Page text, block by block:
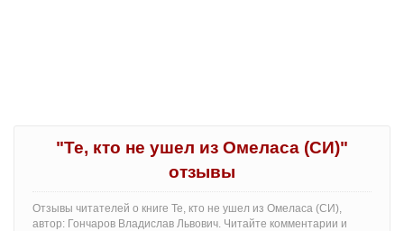
"Те, кто не ушел из Омеласа (СИ)"
отзывы
Отзывы читателей о книге Те, кто не ушел из Омеласа (СИ),
автор: Гончаров Владислав Львович. Читайте комментарии и